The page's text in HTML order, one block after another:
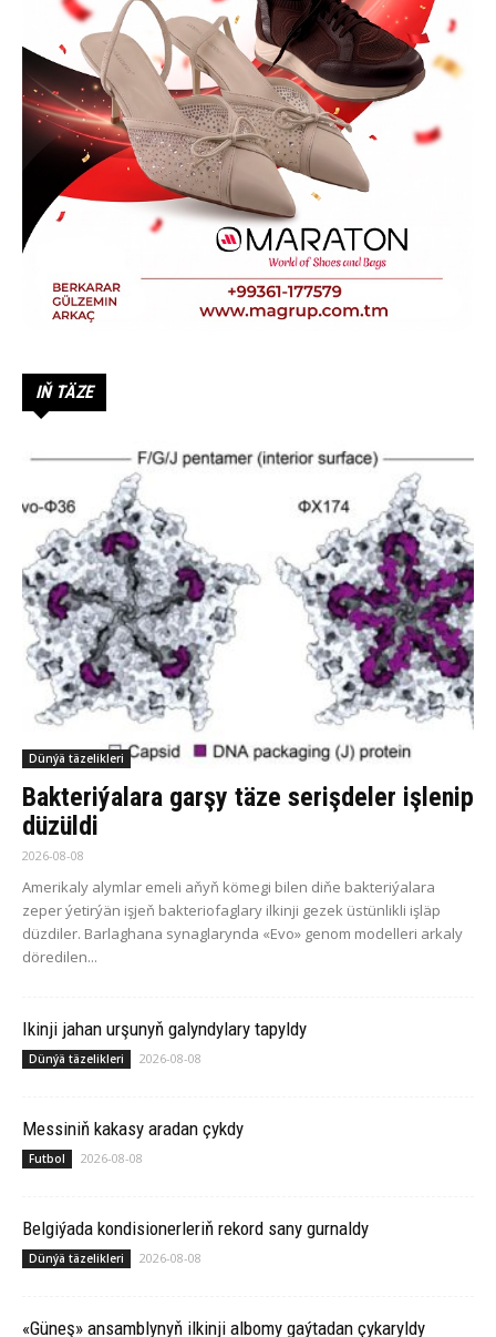
IŇ TÄZE
Dünýä täzelikleri
Bakteriýalara garşy täze serişdeler işlenip
düzüldi
2026-08-08
Amerikaly alymlar emeli aňyň kömegi bilen diňe bakteriýalara
zeper ýetirýän işjeň bakteriofaglary ilkinji gezek üstünlikli işläp
düzdiler. Barlaghana synaglarynda «Evo» genom modelleri arkaly
döredilen...
Ikinji jahan urşunyň galyndylary tapyldy
Dünýä täzelikleri 2026-08-08
Messiniň kakasy aradan çykdy
Futbol 2026-08-08
Belgiýada kondisionerleriň rekord sany gurnaldy
Dünýä täzelikleri 2026-08-08
«Güneş» ansamblynyň ilkinji albomy gaýtadan çykaryldy